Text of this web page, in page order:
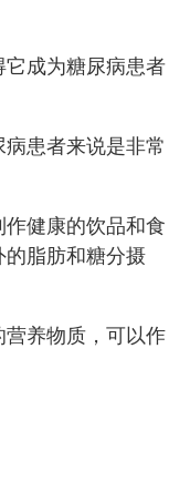
成为糖尿病患者
患者来说是非常
健康的饮品和食
脂肪和糖分摄
养物质，可以作